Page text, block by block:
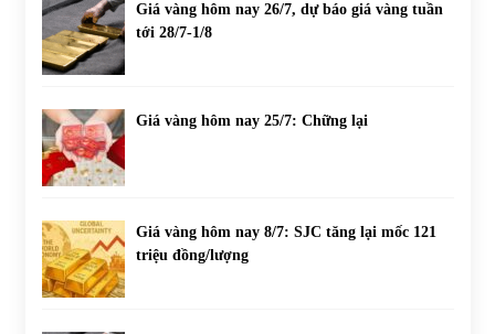
Giá vàng hôm nay 26/7, dự báo giá vàng tuần
tới 28/7-1/8
Giá vàng hôm nay 25/7: Chững lại
Giá vàng hôm nay 8/7: SJC tăng lại mốc 121
triệu đồng/lượng